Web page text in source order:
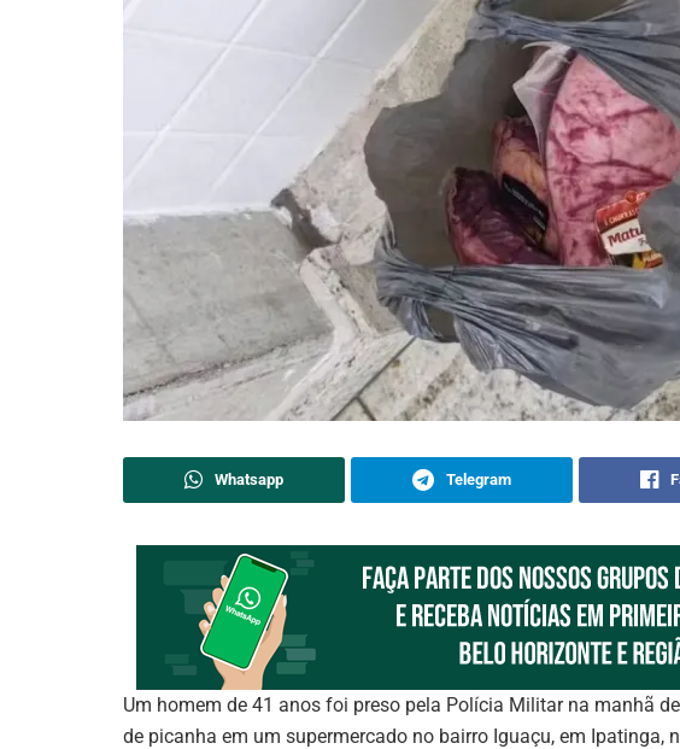
Whatsapp Telegram
Um homem de 41 anos foi preso pela Polícia Militar na manhã
de picanha em um supermercado no bairro Iguaçu, em Ipatinga,